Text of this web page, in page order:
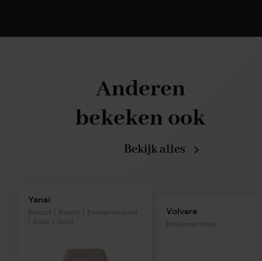
Yanai
Biscuit | Beach | Eetkamerstoel
| Slide | Gold
Volvere
Eetkamerstoel
Anderen
bekeken ook
Bekijk alles